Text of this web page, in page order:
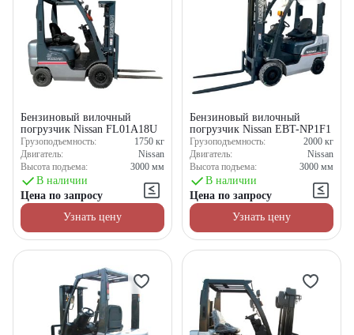
Бензиновый вилочный
погрузчик Nissan FL01A18U
Грузоподъемность: 1750 кг
Двигатель:
Nissan
Высота подъема:
3000 мм
В наличии
Цена по запросу
Узнать цену
Бензиновый вилочный
погрузчик Nissan EBT-NP1F1
Грузоподъемность: 2000 кг
Двигатель:
Nissan
Высота подъема:
3000 мм
В наличии
Цена по запросу
Узнать цену